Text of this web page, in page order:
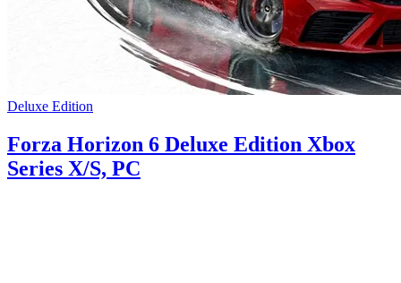
Deluxe Edition
Forza Horizon 6 Deluxe Edition Xbox
Series X/S, PC